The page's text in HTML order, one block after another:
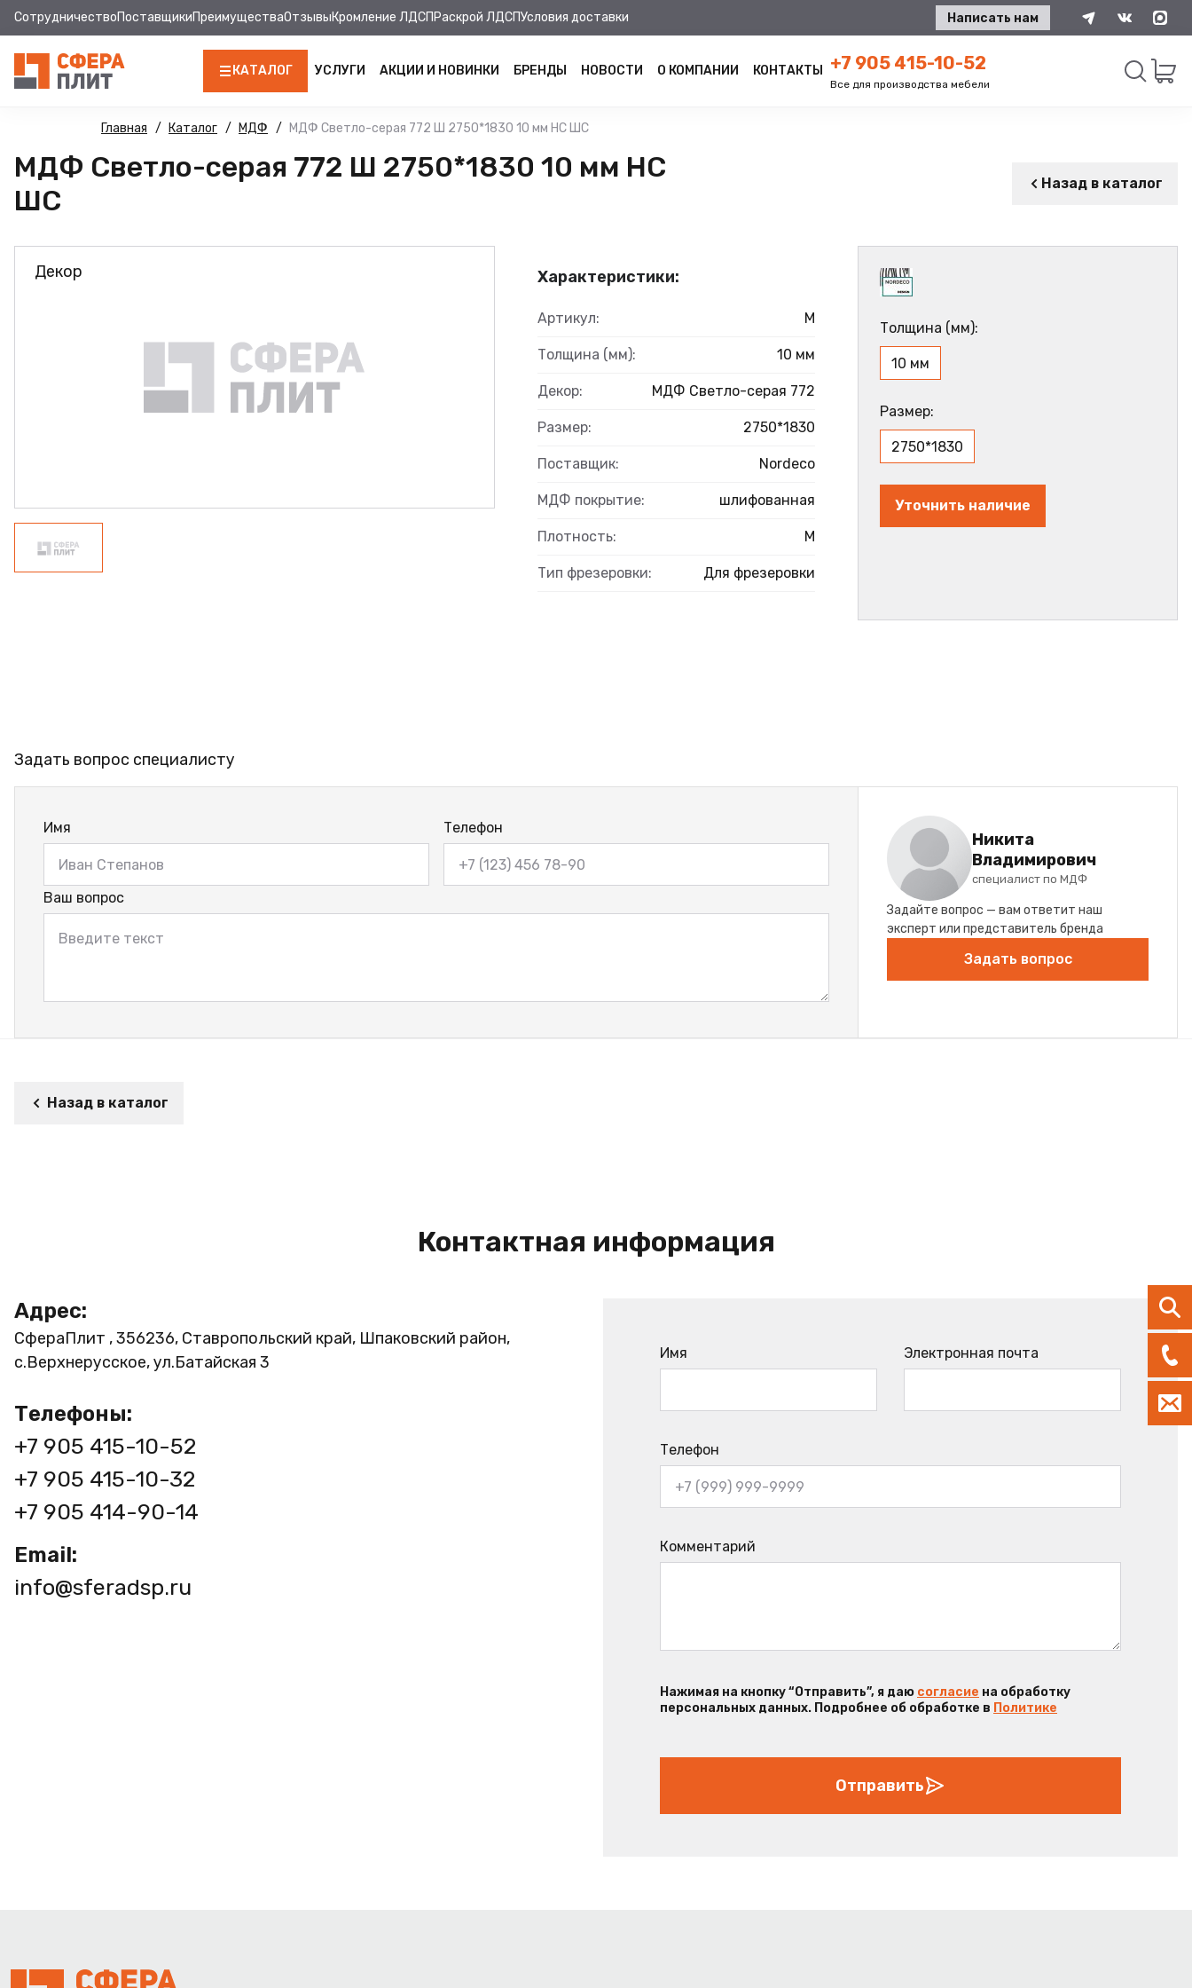
СотрудничествоПоставщикиПреимуществаОтзывыКромление ЛДСП Раскрой ЛДСПУсловия доставки Написать нам
КАТАЛОГ
ЛДСП
КРОМКА
МДФ ПАНЕЛИ
ДВПО
ФАНЕРА
УСЛУГИ АКЦИИ И НОВИНКИ БРЕНДЫ НОВОСТИ О КОМПАНИИ КОНТАКТЫ +7 905 415-10-52
Все для производства мебели
Главная Каталог МДФ МДФ Светло-серая 772 Ш 2750*1830 10 мм НС ШС
МДФ Светло-серая 772 Ш 2750*1830 10 мм НС
ШС
Назад в каталог
Декор Характеристики:
Артикул: M
Толщина (мм): 10 мм
Декор: МДФ Светло-серая 772
Размер: 2750*1830
Поставщик: Nordeco
МДФ покрытие: шлифованная
Плотность: M
Тип фрезеровки: Для фрезеровки
Толщина (мм):
10 мм
Размер:
2750*1830
Уточнить наличие
Задать вопрос специалисту
Имя Телефон
Ваш вопрос
Никита
Владимирович
специалист по МДФ
Задайте вопрос — вам ответит наш
эксперт или представитель бренда
Задать вопрос
Назад в каталог
Контактная информация
Адрес:
СфераПлит , 356236, Ставропольский край, Шпаковский район,
с.Верхнерусское, ул.Батайская 3
Телефоны:
+7 905 415-10-52
+7 905 415-10-32
+7 905 414-90-14
Email:
info@sferadsp.ru
Имя Электронная почта
Телефон
Комментарий
Нажимая на кнопку “Отправить”, я даю согласие на обработку
персональных данных. Подробнее об обработке в Политике
Отправить